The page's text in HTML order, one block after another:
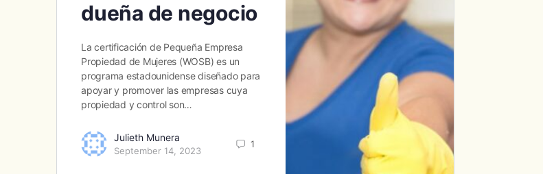
dueña de negocio
La certificación de Pequeña Empresa
Propiedad de Mujeres (WOSB) es un
programa estadounidense diseñado para
apoyar y promover las empresas cuya
propiedad y control son…
Julieth Munera
September 14, 2023
1